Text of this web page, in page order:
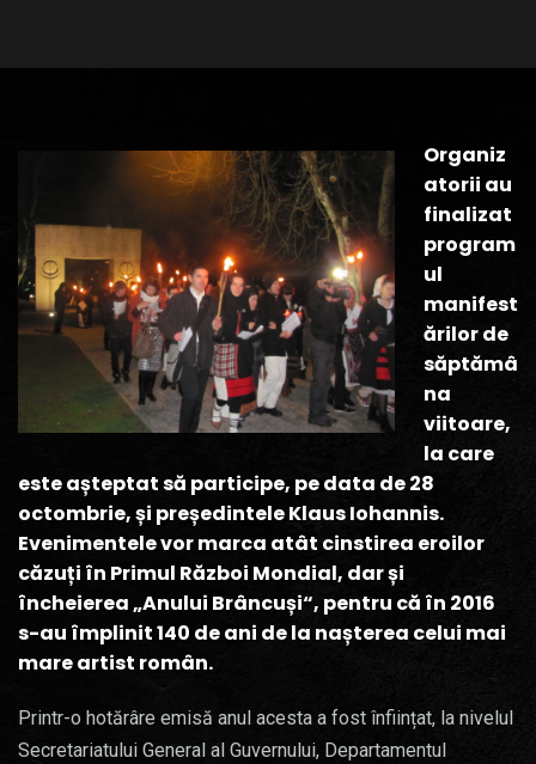
Organiz
atorii au
finalizat
program
ul
manifest
ărilor de
săptămâ
na
viitoare,
la care
este așteptat să participe, pe data de 28
octombrie, și președintele Klaus Iohannis.
Evenimentele vor marca atât cinstirea eroilor
căzuți în Primul Război Mondial, dar și
încheierea „Anului Brâncuși“, pentru că în 2016
s-au împlinit 140 de ani de la nașterea celui mai
mare artist român.
Printr-o hotărâre emisă anul acesta a fost înființat, la nivelul
Secretariatului General al Guvernului, Departamentul